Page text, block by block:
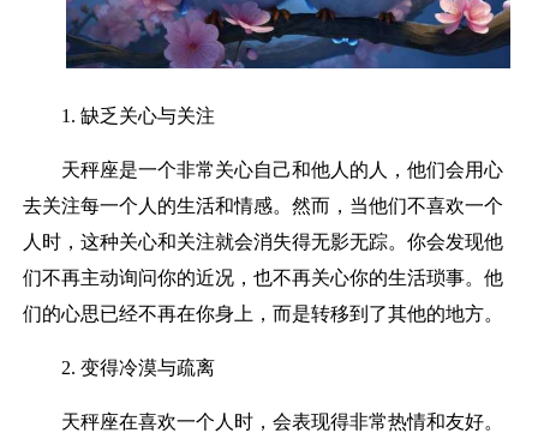
1. 缺乏关心与关注
天秤座是一个非常关心自己和他人的人，他们会用心
去关注每一个人的生活和情感。然而，当他们不喜欢一个
人时，这种关心和关注就会消失得无影无踪。你会发现他
们不再主动询问你的近况，也不再关心你的生活琐事。他
们的心思已经不再在你身上，而是转移到了其他的地方。
2. 变得冷漠与疏离
天秤座在喜欢一个人时，会表现得非常热情和友好。